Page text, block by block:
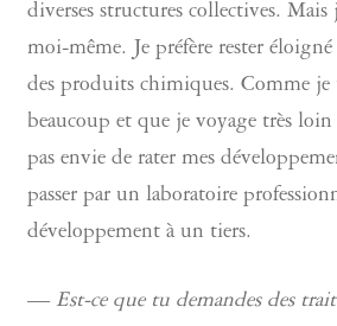
diverses structures collectives. Mais
moi-même. Je préfère rester
des produits chimiques. Comme je
beaucoup et que je voyage très
pas envie de rater mes
passer par un laboratoire
développement à un tiers.
— Est-ce que tu demandes des